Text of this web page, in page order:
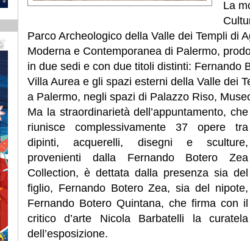
La
Parco Archeologico della Valle dei Templi di
Moderna e Contemporanea di Palermo,
in due sedi e con due titoli distinti: Fernando
Villa Aurea e gli spazi esterni della Valle dei
a Palermo, negli spazi di Palazzo Riso,
Ma la straordinarietà dell’appuntamento, che
riunisce complessivamente 37 opere tra
dipinti, acquerelli, disegni e sculture,
provenienti dalla Fernando Botero Zea
Collection, è dettata dalla presenza sia del
figlio, Fernando Botero Zea, sia del nipote,
Fernando Botero Quintana, che firma con il
critico d’arte Nicola Barbatelli la curatela
dell’esposizione.